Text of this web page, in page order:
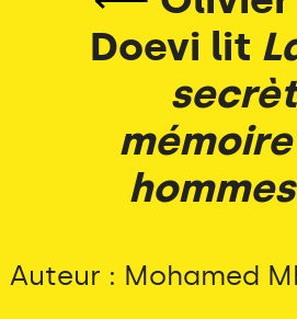
Doevi lit
hommes
Auteur : Mohamed